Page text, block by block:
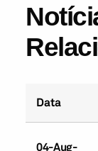
Data
04-Aug-